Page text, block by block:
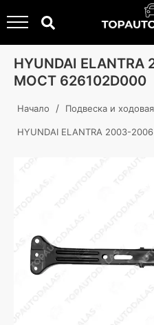
HYUNDAI
МОСТ 626102D000
Начало / Подвеска и
HYUNDAI ELANTRA 2003-